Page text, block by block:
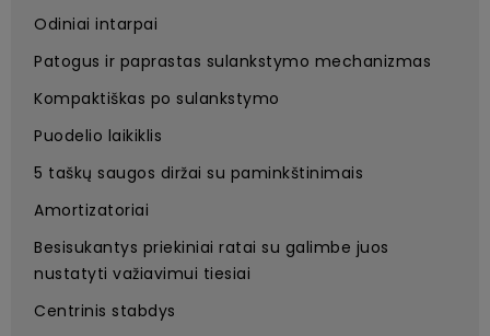
Odiniai intarpai
Patogus ir paprastas sulankstymo mechanizmas
Kompaktiškas po sulankstymo
Puodelio laikiklis
5 taškų saugos diržai su paminkštinimais
Amortizatoriai
Besisukantys priekiniai ratai su galimbe juos
nustatyti važiavimui tiesiai
Centrinis stabdys